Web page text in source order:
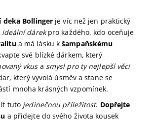
deka Bollinger je víc než jen praktický
ideální dárekpro každého, kdo oceňuje
a má lásku kšampaňskému
své blízké dárkem, který
vkusa smysl pro ty nejlepší věci
který vyvolá úsměv a stane se
mnoha krásných vzpomínek.
tuto jedinečnou příležitost. Dopřejte
a přidejte do svého života kousek